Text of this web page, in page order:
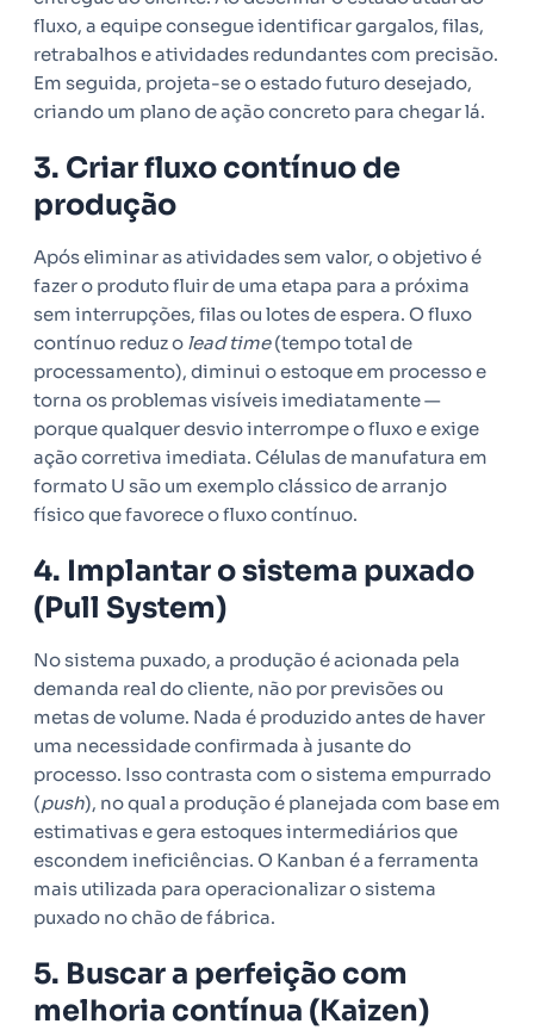
fluxo, a equipe consegue identificar gargalos, filas,
retrabalhos e atividades redundantes com precisão.
Em seguida, projeta-se o estado futuro desejado,
criando um plano de ação concreto para chegar lá.
3. Criar fluxo contínuo de
produção
Após eliminar as atividades sem valor, o objetivo é
fazer o produto fluir de uma etapa para a próxima
sem interrupções, filas ou lotes de espera. O fluxo
contínuo reduz o lead time(tempo total de
processamento), diminui o estoque em processo e
torna os problemas visíveis imediatamente —
porque qualquer desvio interrompe o fluxo e exige
ação corretiva imediata. Células de manufatura em
formato U são um exemplo clássico de arranjo
físico que favorece o fluxo contínuo.
4. Implantar o sistema puxado
(Pull System)
No sistema puxado, a produção é acionada pela
demanda real do cliente, não por previsões ou
metas de volume. Nada é produzido antes de haver
uma necessidade confirmada à jusante do
processo. Isso contrasta com o sistema empurrado
(push), no qual a produção é planejada com base em
estimativas e gera estoques intermediários que
escondem ineficiências. O Kanban é a ferramenta
mais utilizada para operacionalizar o sistema
puxado no chão de fábrica.
5. Buscar a perfeição com
melhoria contínua (Kaizen)